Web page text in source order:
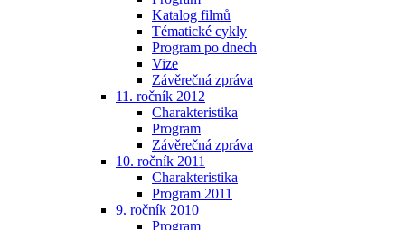
Katalog filmů
Tématické cykly
Program po dnech
Vize
Závěrečná zpráva
11. ročník 2012
Charakteristika
Program
Závěrečná zpráva
10. ročník 2011
Charakteristika
Program 2011
9. ročník 2010
Program